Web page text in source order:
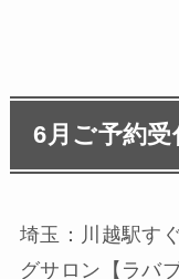
6月ご予約受
埼玉：川越駅す
グサロン【ラバ